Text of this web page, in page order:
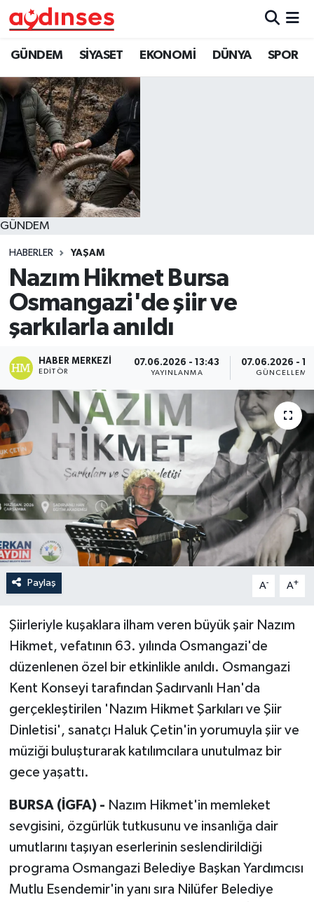
GÜNDEM SİYASET EKONOMİ DÜNYA SPOR
GÜNDEM
HABERLER YAŞAM
Nazım Hikmet Bursa
Osmangazi'de şiir ve
şarkılarla anıldı
HABER MERKEZI
EDITÖR
07.06.2026 - 13:43
YAYINLANMA
07.06.2026 -
GÜNCELLEME
Paylaş A- A+
Şiirleriyle kuşaklara ilham veren büyük şair Nazım
Hikmet, vefatının 63. yılında Osmangazi'de
düzenlenen özel bir etkinlikle anıldı. Osmangazi
Kent Konseyi tarafından Şadırvanlı Han'da
gerçekleştirilen 'Nazım Hikmet Şarkıları ve Şiir
Dinletisi', sanatçı Haluk Çetin'in yorumuyla şiir ve
müziği buluşturarak katılımcılara unutulmaz bir
gece yaşattı.
BURSA (İGFA) - Nazım Hikmet'in memleket
sevgisini, özgürlük tutkusunu ve insanlığa dair
umutlarını taşıyan eserlerinin seslendirildiği
programa Osmangazi Belediye Başkan Yardımcısı
Mutlu Esendemir'in yanı sıra Nilüfer Belediye
GÜNDEM
SİYASET
EKONOMİ
DÜNYA
SPOR
MAGAZİN
Nöbetçi Eczaneler
Hava Durumu
Aydin Namaz Vakitleri
Trafik Durumu
Süper Lig Puan Durumu ve Fikstür
Tüm Manşetler
Son Dakika Haberleri
Haber Arşivi